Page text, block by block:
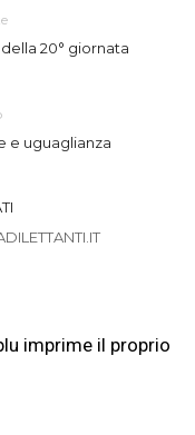
20° giornata
e uguaglianza
imprime il proprio